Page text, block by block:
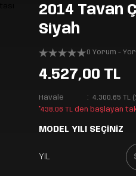
2014 Tavan
Siyah
0 Yorum -
4.527,00 TL
Havale
4.300,65 TL
*438,06 TL den başlayan
MODEL YILI SEÇİNİZ
YIL